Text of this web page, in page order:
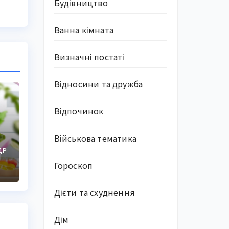
Будівництво
Ванна кімната
Визначні постаті
Відносини та дружба
Відпочинок
Військова тематика
Гороскоп
Дієти та схуднення
Дім